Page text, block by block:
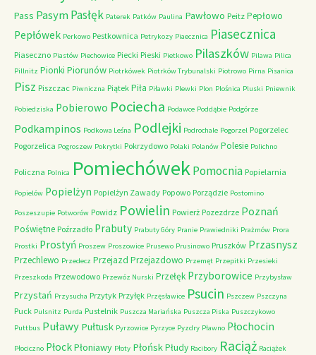
Pass PasymPasłęk Paterek Patków Paulina Pawłowo Peitz Pepłowo
Pepłówek Perkowo Pestkownica Petrykozy Piaecznica Piasecznica
Piaseczno Piastów Piechowice Piecki Pieski Pietkowo Pilaszków Pilawa Pilica
Pillnitz Pionki Piorunów Piotrkówek Piotrków Trybunalski Piotrowo Pirna Pisanica
Pisz Piszczac Piwniczna Piątek Piła Piławki Plewki Plon Plośnica Pluski Pniewnik
Pobiedziska Pobierowo Pociecha Podawce Poddąbie Podgórze
Podkampinos Podkowa Leśna Podlejki Podrochale Pogorzel Pogorzelec
Pogorzelica Pogroszew Pokrytki Pokrzydowo Polaki Polanów Polesie Polichno
Policzna Polnica PomiechówekPomocnia Popielarnia
Popielów Popielżyn Popielżyn Zawady Popowo Porządzie Postomino
Poszeszupie Potworów Powidz Powielin Powierż Pozezdrze Poznań
Poświętne Poźrzadło Prabuty Prabuty Góry Pranie Prawiedniki Prażmów Prora
Prostki Prostyń Proszew Proszowice Prusewo Prusinowo Pruszków Przasnysz
Przechlewo Przedecz Przejazd Przejazdowo Przemęt Przepitki Przesieki
Przeszkoda Przewodowo Przewóz Nurski Przełęk Przyborowice Przybysław
Przystań Przysucha Przytyk Przyłęk Przęsławice Psucin Pszczew Pszczyna
Puck Pulsnitz Purda Pustelnik Puszcza Mariańska Puszcza Piska Puszczykowo
Puttbus Puławy Pułtusk Pyrzowice Pyrzyce Pyzdry Pławno Płochocin
Płociczno PłockPłoniawy Płoty PłońskPłudy Racibory Raciąż Raciążek